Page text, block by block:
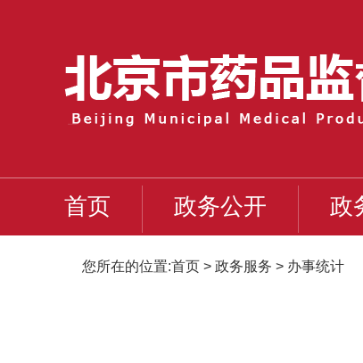
首页 政务公开 政
您所在的位置:首页 > 政务服务 > 办事统计